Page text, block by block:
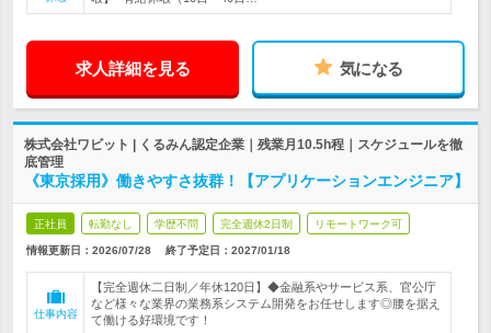
求人詳細を見る 気になる
株式会社ワビット | くるみん認定企業｜残業月10.5h程｜スケジュールを徹
底管理
《東京採用》働きやすさ抜群！【アプリケーションエンジニア】
正社員 転勤なし 学歴不問 完全週休2日制 リモートワーク可
情報更新日：2026/07/28 終了予定日： 2027/01/18
仕事内容
【完全週休二日制／年休120日】◆金融系やサービス系、官公庁
など様々な業界の業務系システム開発をお任せします◎腰を据え
て働ける好環境です！